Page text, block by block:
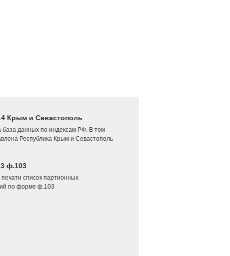
Крым и Севастополь
база данных по индексам РФ. В том
Республика Крым и Севастополь
ф.103
печати список партионных
по форме ф.103